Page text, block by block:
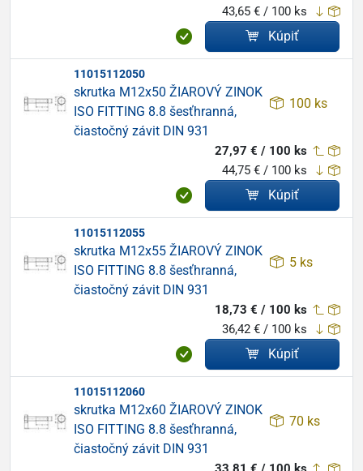
43,65 € / 100 ks
Kúpiť
11015112050
skrutka M12x50 ŽIAROVÝ ZINOK
ISO FITTING 8.8 šesťhranná,
čiastočný závit DIN 931
100 ks
27,97 € / 100 ks
44,75 € / 100 ks
Kúpiť
11015112055
skrutka M12x55 ŽIAROVÝ ZINOK
ISO FITTING 8.8 šesťhranná,
čiastočný závit DIN 931
5 ks
18,73 € / 100 ks
36,42 € / 100 ks
Kúpiť
11015112060
skrutka M12x60 ŽIAROVÝ ZINOK
ISO FITTING 8.8 šesťhranná,
čiastočný závit DIN 931
70 ks